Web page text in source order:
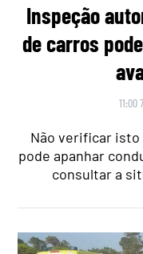
Inspeção
de carros
11:00
Não verificar isto
pode apanhar
consultar a